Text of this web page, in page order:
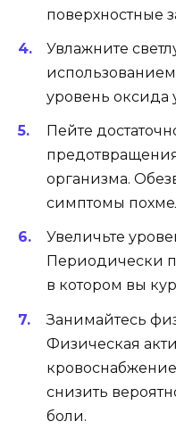
поверхностные
Увлажните
уровень оксида
Пейте
организма.
симптомы
Увеличьте
Периодически
в котором вы
Занимайтесь
Физическая
снизить
боли.